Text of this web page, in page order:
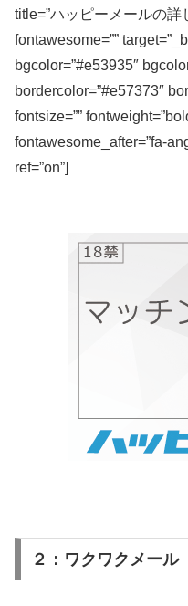
title=”ハッピーメールの詳
fontawesome=””
bgcolor=”#e53935″
bordercolor=”#e57373″
fontsize=””
fontawesome_after=”fa-
ref=”on”]
２：ワクワクメール